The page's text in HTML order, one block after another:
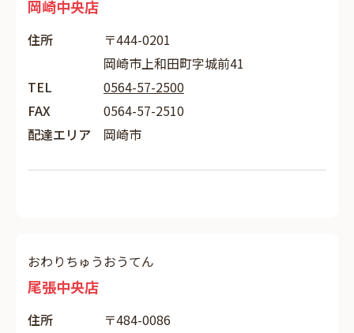
岡崎中央店
住所
〒444-0201
岡崎市上和田町字城前41
TEL
0564-57-2500
FAX
0564-57-2510
配達エリア
岡崎市
おわりちゅうおうてん
尾張中央店
住所
〒484-0086